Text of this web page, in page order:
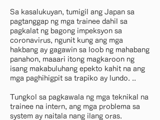
Sa kasalukuyan, tumigil ang Japan sa
pagtanggap ng mga trainee dahil sa
pagkalat ng bagong impeksyon sa
coronavirus, ngunit kung ang mga
hakbang ay gagawin sa loob ng mahabang
panahon, maaari itong magkaroon ng
isang makabuluhang epekto kahit na ang
mga paghihigpit sa trapiko ay lundo. ..
Tungkol sa pagkawala ng mga teknikal na
trainee na intern, ang mga problema sa
system ay naitala nang ilang oras.